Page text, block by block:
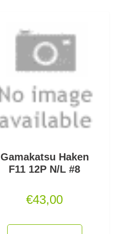
Gamakatsu Haken
F11 12P N/L #8
€43,00